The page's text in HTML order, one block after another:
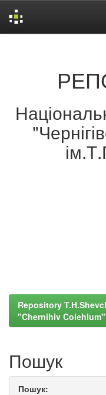
Repository
"Chernihiv Colehium"
Пошук
Пошук: